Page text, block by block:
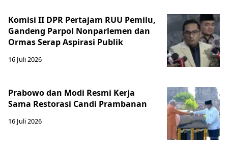
Komisi II DPR Pertajam RUU Pemilu,
Gandeng Parpol Nonparlemen dan
Ormas Serap Aspirasi Publik
16 Juli 2026
Prabowo dan Modi Resmi Kerja
Sama Restorasi Candi Prambanan
16 Juli 2026